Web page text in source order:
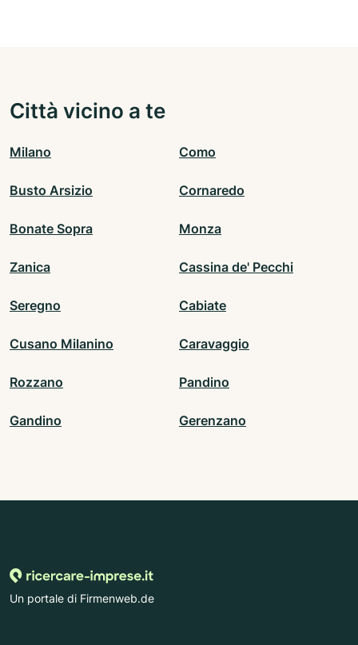
Città vicino a te
Milano Como
Busto Arsizio Cornaredo
Bonate Sopra Monza
Zanica Cassina de' Pecchi
Seregno Cabiate
Cusano Milanino Caravaggio
Rozzano Pandino
Gandino Gerenzano
Un portale di Firmenweb.de